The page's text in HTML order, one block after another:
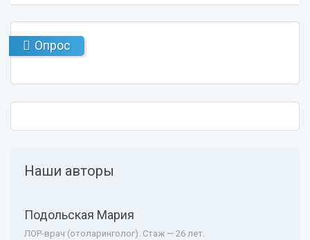
Опрос
Наши авторы
Подольская Мария
ЛОР-врач (отоларинголог). Стаж — 26 лет.